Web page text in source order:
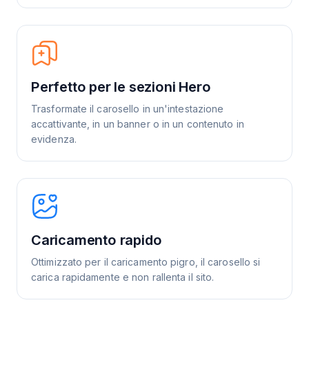
Perfetto per le sezioni Hero
Trasformate il carosello in un'intestazione
accattivante, in un banner o in un contenuto in
evidenza.
Caricamento rapido
Ottimizzato per il caricamento pigro, il carosello si
carica rapidamente e non rallenta il sito.